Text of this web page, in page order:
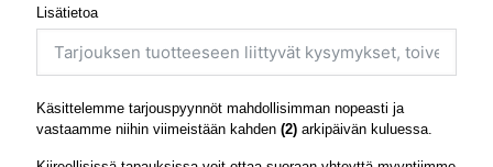
Lisätietoa
Käsittelemme tarjouspyynnöt mahdollisimman nopeasti ja
vastaamme niihin viimeistään kahden (2) arkipäivän kuluessa.